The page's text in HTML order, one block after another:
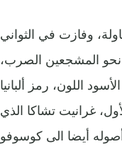
وفازت في الثواني
نحو المشجعين الصرب،
اللون، رمز ألبانيا
غرانيت تشاكا الذي